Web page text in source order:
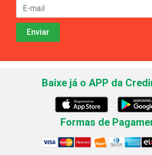
Baixe já o APP da
Formas de